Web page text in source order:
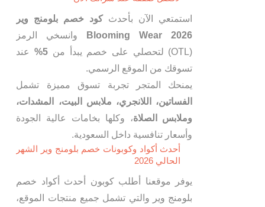
استمتعي الآن بأحدثكود خصم بلومنج وير
Blooming Wear 2026
وانسخي الرمز
(OTL) لتحصلي على خصم يبدأ من
5%
عند
تسوقك من الموقع الرسمي.
يمنحك المتجر تجربة تسوق مميزة تشمل
الفساتين، اللانجري، ملابس البيت، المشدات،
وملابس الصلاة، وكلها بخامات عالية الجودة
وأسعار تنافسية داخل السعودية.
أحدث أكواد وكوبونات خصم بلومنج وير الشهر
الحالي 2026
يوفر موقعنا أطلب كوبون أحدث أكواد خصم
بلومنج وير والتي تشمل جميع منتجات الموقع،